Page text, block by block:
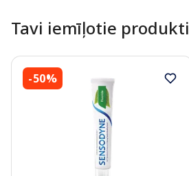
Tavi iemīļotie
-50%